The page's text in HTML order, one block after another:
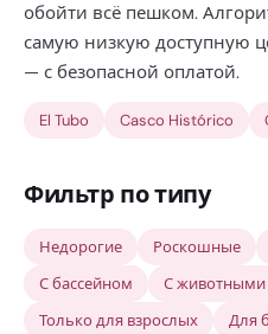
обойти всё пешком.
самую низкую доступную
— с безопасной оплатой.
El Tubo Casco Histórico
Фильтр по типу
Недорогие Роскошные
С бассейном
С животными
Только для взрослых
Для